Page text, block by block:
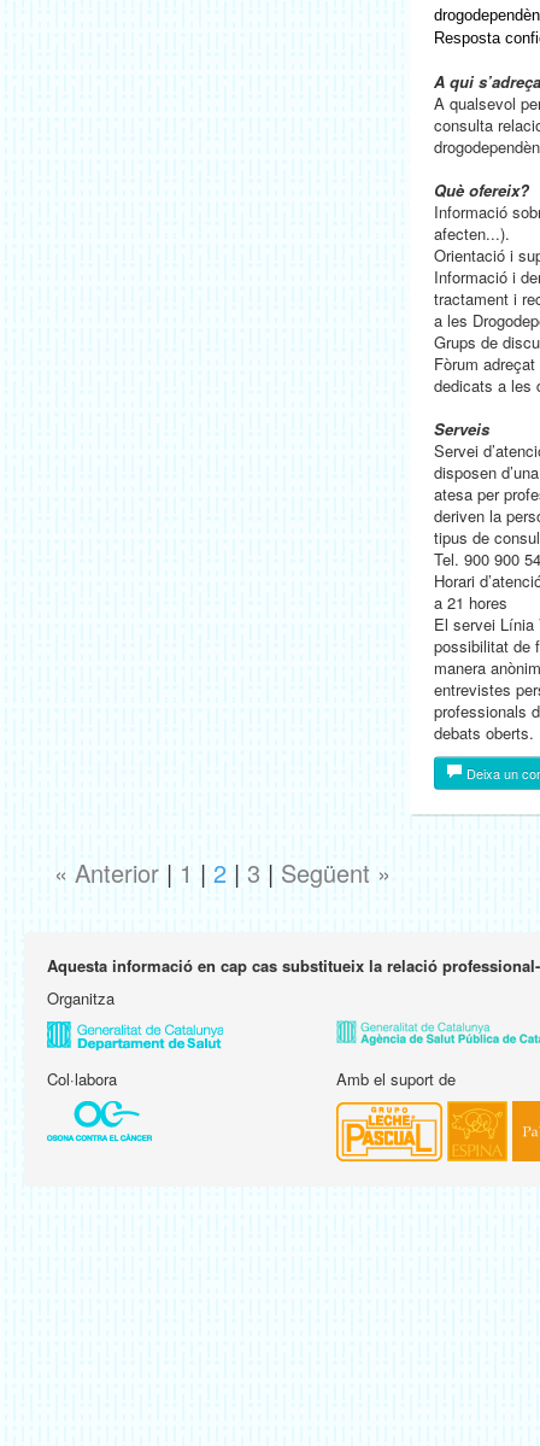
Resposta
A qui
A qualsevol
consulta
Què ofereix?
Informació
afecten...).
Orientació i
Informació i
tractament i
a les
Grups de
Fòrum
dedicats a les
Serveis
Servei
disposen
atesa per
deriven la
tipus de
Tel. 900 900
Horari
a 21 hores
El servei Línia
possibilitat de
manera
entrevistes
professionals
debats oberts.
Deixa un
« Anterior | 1 | 2 | 3 | Següent »
Aquesta informació en cap cas substitueix la relació
Organitza
Col·labora Amb el suport de